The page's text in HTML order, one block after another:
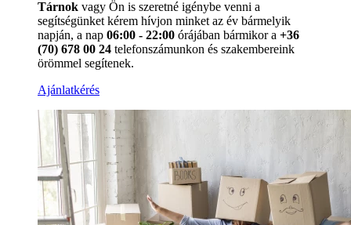
Tárnok vagy Ön is szeretné igénybe venni a
segítségünket kérem hívjon minket az év bármelyik
napján, a nap 06:00 - 22:00 órájában bármikor a +36
(70) 678 00 24 telefonszámunkon és szakembereink
örömmel segítenek.
Ajánlatkérés